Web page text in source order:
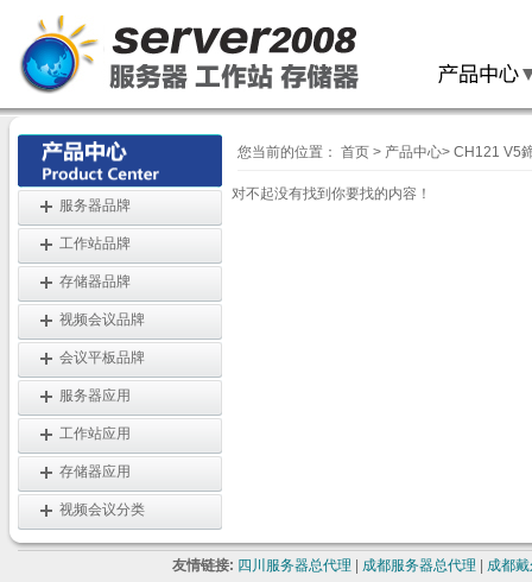
服务器品牌
工作站品牌
存储器品牌
视频会议品牌
会议平板品牌
服务器应用
工作站应用
存储器应用
视频会议分类
您当前的位置： 首页 > 产品中心> CH121 V5
对不起没有找到你要找的内容！
友情链接: 四川服务器总代理 成都服务器总代理
成都